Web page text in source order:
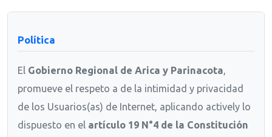
Política
El Gobierno Regional de Arica y Parinacota,
promueve el respeto a de la intimidad y privacidad
de los Usuarios(as) de Internet, aplicando actively lo
dispuesto en el artículo 19 N°4 de la Constitución